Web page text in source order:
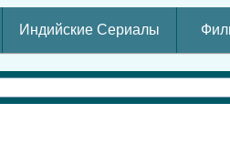
Индийские Сериалы